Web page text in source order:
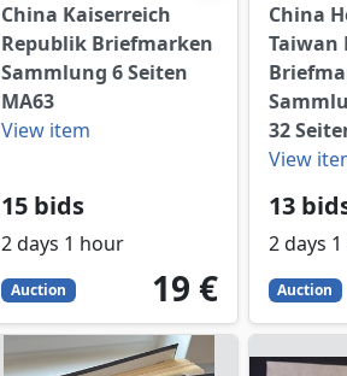
China Kaiserreich
Republik Briefmarken
Sammlung 6 Seiten
MA63
View item
15 bids
2 days 1 hour
Auction 19
EUR
19 €
China
Taiwan
32
View
13
2 days
Auction